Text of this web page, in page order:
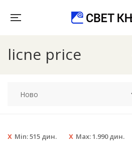
licne price
Min:515 дин. Max:1.990дин.